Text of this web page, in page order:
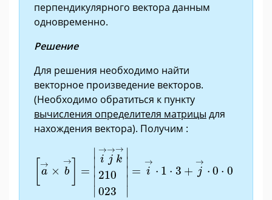
перпендикулярного вектора данным
одновременно.
Решение
Для решения необходимо найти
векторное произведение векторов.
(Необходимо обратиться к пункту
вычисления определителя матрицы для
нахождения вектора). Получим :
→
a ×
→
b =
∣
∣
∣
∣
∣
→
i
→
j
→
k
210
023
∣
∣
∣
∣
∣
=
→
i ⋅ 1 ⋅ 3 +
→
j ⋅ 0 ⋅ 0
| i→j→ k